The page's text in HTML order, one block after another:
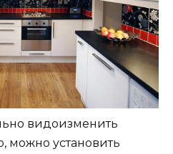
видоизменить
можно установить